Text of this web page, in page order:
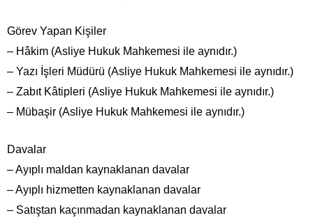
Görev Yapan Kişiler
– Hâkim (Asliye Hukuk Mahkemesi ile aynıdır.)
– Yazı İşleri Müdürü (Asliye Hukuk Mahkemesi ile aynıdır.)
– Zabıt Kâtipleri (Asliye Hukuk Mahkemesi ile aynıdır.)
– Mübaşir (Asliye Hukuk Mahkemesi ile aynıdır.)
Davalar
– Ayıplı maldan kaynaklanan davalar
– Ayıplı hizmetten kaynaklanan davalar
– Satıştan kaçınmadan kaynaklanan davalar